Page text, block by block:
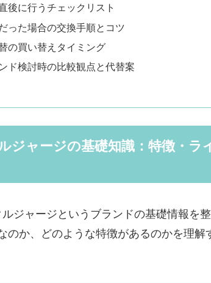
後に行うチェックリスト
った場合の交換手順とコツ
の買い替えタイミング
ド検討時の比較観点と代替案
ジャージの基礎知識：特徴・ラ
ジャージというブランドの基礎情報を
のか、どのような特徴があるのかを理